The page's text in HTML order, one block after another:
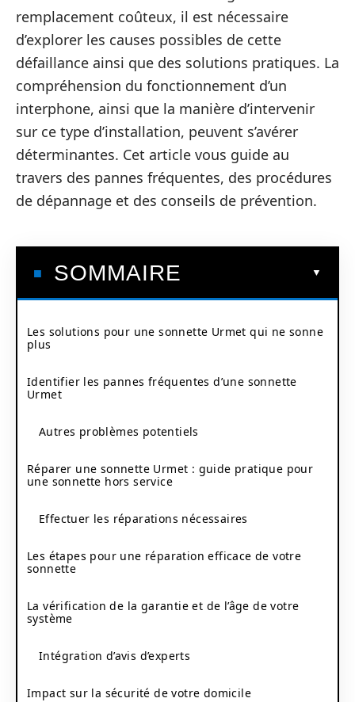
remplacement coûteux, il est nécessaire
d’explorer les causes possibles de cette
défaillance ainsi que des solutions pratiques. La
compréhension du fonctionnement d’un
interphone, ainsi que la manière d’intervenir
sur ce type d’installation, peuvent s’avérer
déterminantes. Cet article vous guide au
travers des pannes fréquentes, des procédures
de dépannage et des conseils de prévention.
SOMMAIRE
Les solutions pour une sonnette Urmet qui ne sonne
plus
Identifier les pannes fréquentes d’une sonnette
Urmet
Autres problèmes potentiels
Réparer une sonnette Urmet : guide pratique pour
une sonnette hors service
Effectuer les réparations nécessaires
Les étapes pour une réparation efficace de votre
sonnette
La vérification de la garantie et de l’âge de votre
système
Intégration d’avis d’experts
Impact sur la sécurité de votre domicile